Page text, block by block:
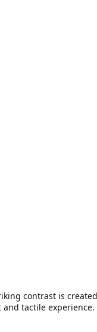
contrast is
tactile experience.